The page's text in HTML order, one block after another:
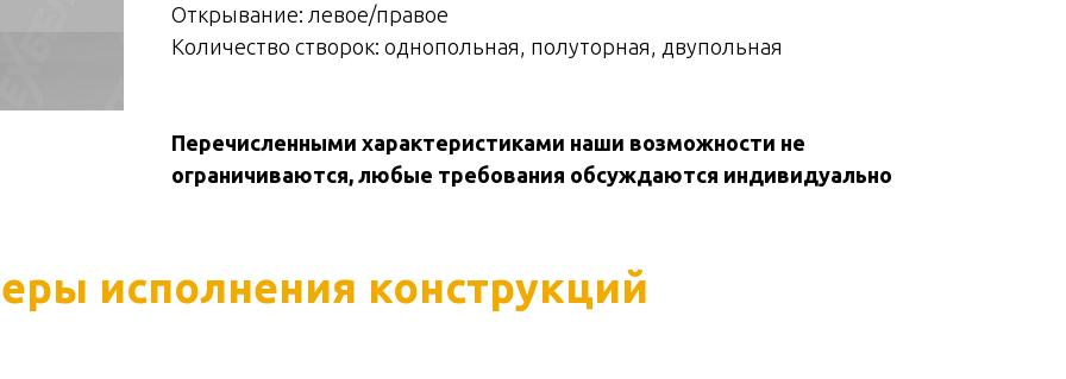
Открывание: левое/правое
Количество створок: однопольная, полуторная, двупольная
Перечисленными характеристиками наши возможности не
ограничиваются, любые требования обсуждаются индивидуально
исполнения конструкций